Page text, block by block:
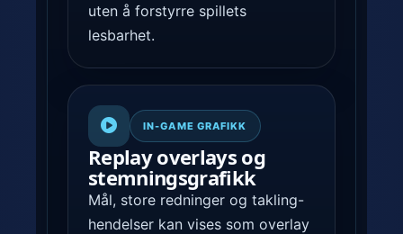
uten å forstyrre spillets
lesbarhet.
IN-GAME GRAFIKK
Replay overlays og
stemnings­grafikk
Mål, store redninger og takling-
hendelser kan vises som overlay